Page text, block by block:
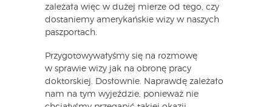
zależała więc w dużej mierze od tego, czy
dostaniemy amerykańskie wizy w naszych
paszportach.
Przygotowywałyśmy się na rozmowę
w sprawie wizy jak na obronę pracy
doktorskiej. Dosłownie. Naprawdę zależało
nam na tym wyjeździe, ponieważ nie